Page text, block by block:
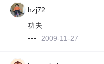
hzj72
功夫
2009-11-27